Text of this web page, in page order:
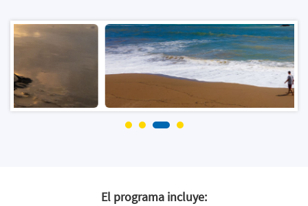
El programa incluye: